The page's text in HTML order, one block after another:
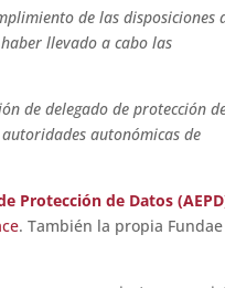
de las disposiciones
llevado a cabo las
de delegado de protección
autonómicas de
Protección de Datos
. También la propia Fundae